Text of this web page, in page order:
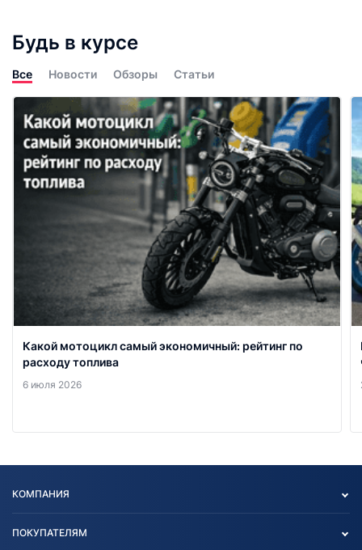
Будь в курсе
Все Новости Обзоры Статьи
Какой мотоцикл самый экономичный: рейтинг по
расходу топлива
6 июля 2026
КОМПАНИЯ
ПОКУПАТЕЛЯМ